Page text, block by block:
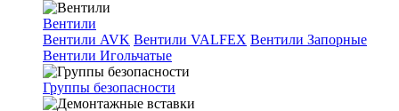
Вентили
Вентили AVK Вентили VALFEX Вентили Запорные
Вентили Игольчатые
Группы безопасности